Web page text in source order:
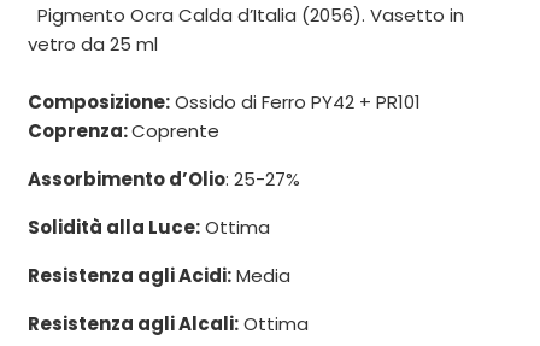
Pigmento Ocra Calda d’Italia (2056). Vasetto in
vetro da 25 ml
Composizione:Ossido di Ferro PY42 + PR101
Coprenza:Coprente
Assorbimento d’Olio: 25-27%
Solidità alla Luce:Ottima
Resistenza agli Acidi:Media
Resistenza agli Alcali:Ottima